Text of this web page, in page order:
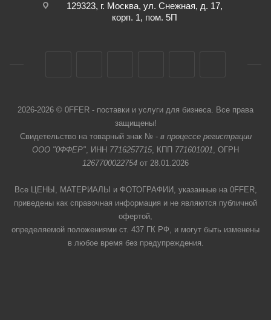
129323, г. Москва, ул. Снежная, д. 17,
корп. 1, пом. 5П
2026-2026 © 0FFER - поставки и услуги для бизнеса. Все права
защищены!
Свидетельство на товарный знак № - в процессе регистрации
ООО "0ФФЕР", ИНН 7716257715, КПП 771601001, ОГРН
1267700022754 от 28.01.2026
Все ЦЕНЫ, МАТЕРИАЛЫ и ФОТОГРАФИИ, указанные на 0FFER,
приведены как справочная информация и не являются публичной
офертой,
определяемой положениями ст. 437 ГК РФ, и могут быть изменены
в любое время без предупреждения.